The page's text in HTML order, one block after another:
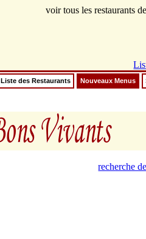
voir tous les restaurants
Liste des Restaurants Nouveaux Menus
recherche